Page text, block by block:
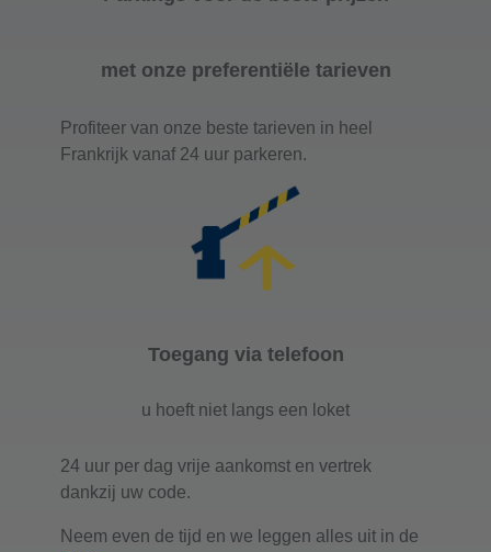
met onze preferentiële tarieven
Profiteer van onze beste tarieven in heel
Frankrijk vanaf 24 uur parkeren.
Toegang via telefoon
u hoeft niet langs een loket
24 uur per dag vrije aankomst en vertrek
dankzij uw code.
Neem even de tijd en we leggen alles uit in de